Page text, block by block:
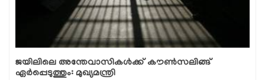
ജയിലിലെ അന്തേവാസികള്‍ക്ക് കൗണ്‍സലിങ്ങ്
ഏര്‍പ്പെടുത്തും: മുഖ്യമന്ത്രി